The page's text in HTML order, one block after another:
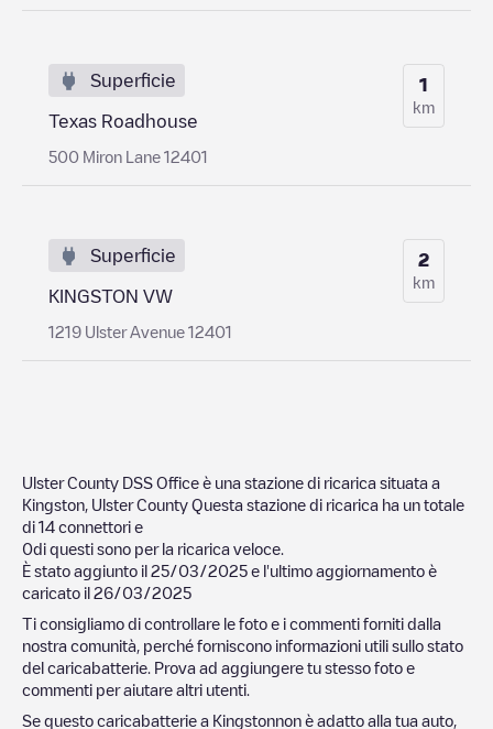
Superficie
Texas Roadhouse
500 Miron Lane 12401
1
km
Superficie
KINGSTON VW
1219 Ulster Avenue 12401
2
km
Ulster County DSS Office è una stazione di ricarica situata a
Kingston Ulster County Questa stazione di ricarica ha un totale
di 14 connettori e
0di questi sono per la ricarica veloce.
È stato aggiunto il 25/03/2025 e l'ultimo aggiornamento è
caricato il 26/03/2025
Ti consigliamo di controllare le foto e i commenti forniti dalla
nostra comunità, perché forniscono informazioni utili sullo stato
del caricabatterie. Prova ad aggiungere tu stesso foto e
commenti per aiutare altri utenti.
Se questo caricabatterie a Kingstonnon è adatto alla tua auto,